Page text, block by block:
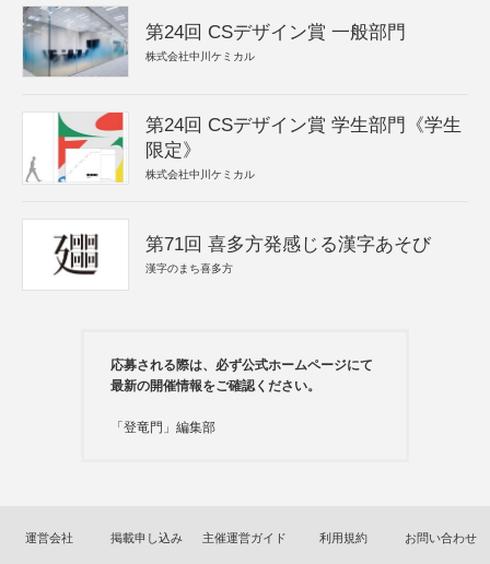
第24回 CSデザイン賞 一般部門
株式会社中川ケミカル
第24回 CSデザイン賞 学生部門《学生
限定》
株式会社中川ケミカル
第71回 喜多方発感じる漢字あそび
漢字のまち喜多方
応募される際は、必ず公式ホームページにて
最新の開催情報をご確認ください。
「登竜門」編集部
運営会社 掲載申し込み 主催運営ガイド 利用規約 お問い合わせ